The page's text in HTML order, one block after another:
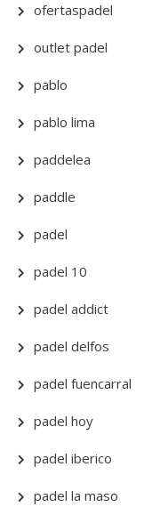
ofertaspadel
outlet padel
pablo
pablo lima
paddelea
paddle
padel
padel 10
padel addict
padel delfos
padel fuencarral
padel hoy
padel iberico
padel la maso